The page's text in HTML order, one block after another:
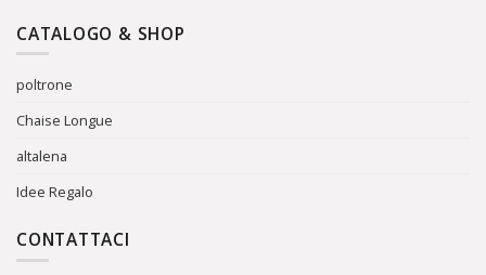
CATALOGO & SHOP
poltrone
Chaise Longue
altalena
Idee Regalo
CONTATTACI